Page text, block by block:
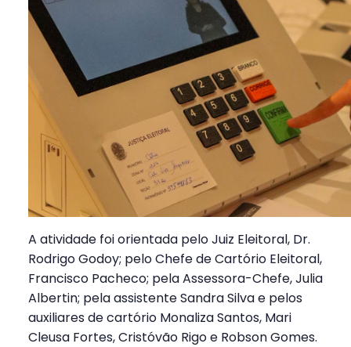
A atividade foi orientada pelo Juiz Eleitoral, Dr.
Rodrigo Godoy; pelo Chefe de Cartório Eleitoral,
Francisco Pacheco; pela Assessora-Chefe, Julia
Albertin; pela assistente Sandra Silva e pelos
auxiliares de cartório Monaliza Santos, Mari
Cleusa Fortes, Cristóvão Rigo e Robson Gomes.